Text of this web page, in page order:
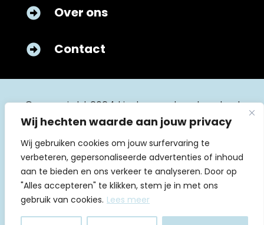
Wij hechten waarde aan jouw privacy
Wij gebruiken cookies om jouw surfervaring te
verbeteren, gepersonaliseerde advertenties of inhoud
aan te bieden en ons verkeer te analyseren. Door op
"Alles accepteren" te klikken, stem je in met ons
gebruik van cookies. Lees meer
 Over ons
 Contact
© copyright 2024 kinderverpleegkunde.nl
Algemene voorwaarden
Huishoudelijk reglement